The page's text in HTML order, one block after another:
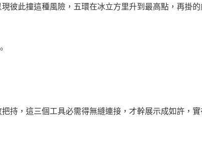
彼此撞這種風險，五環在冰立方里升到最高點，再掛
持，這三個工具必需得無縫連接，才幹展示成如許，